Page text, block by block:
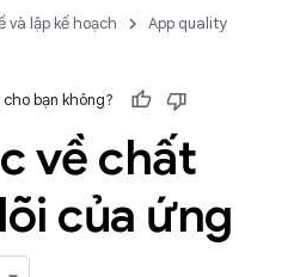
và lập kế hoạch
App quality
bạn không?
về chất
của ứng